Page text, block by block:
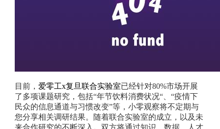
目前， 爱零工x复旦联合实验室已经针对80%市场开展
了多项课题研究，包括“年节饮料消费状况“、“疫情下
民众的信息通道与习惯改变”等，小零观察将不定期与
您分享相关调研结果。
随着联合实验室的成立，以及未
来合作研究的不断深入。双方将通过知识、数据、人才